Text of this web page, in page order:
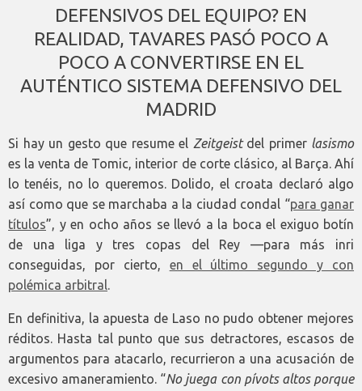
DEFENSIVOS DEL EQUIPO? EN
REALIDAD, TAVARES PASÓ POCO A
POCO A CONVERTIRSE EN EL
AUTÉNTICO SISTEMA DEFENSIVO DEL
MADRID
Si hay un gesto que resume el Zeitgeistdel primerlasismo
es la venta de Tomic, interior de corte clásico, al Barça. Ahí
lo tenéis, no lo queremos. Dolido, el croata declaró algo
así como que se marchaba a la ciudad condal “para ganar
títulos”, y en ocho años se llevó a la boca el exiguo botín
de una liga y tres copas del Rey —para más inri
conseguidas, por cierto, en el último segundo y con
polémica arbitral.
En definitiva, la apuesta de Laso no pudo obtener mejores
réditos. Hasta tal punto que sus detractores, escasos de
argumentos para atacarlo, recurrieron a una acusación de
excesivo amaneramiento. “No juega con pívots altos porque